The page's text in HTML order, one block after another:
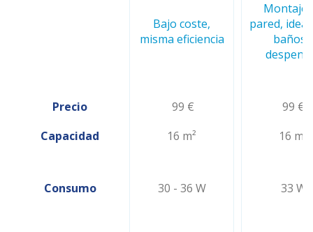
Bajo coste,
misma eficiencia
Montaje
pared,
baños
Precio 99 €
99 €
Capacidad
16 m² 16 m²
Consumo 30 - 36 W 33 W